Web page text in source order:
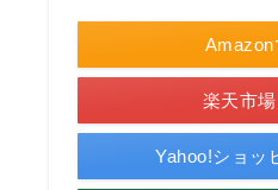
Amazon
楽天市
Yahoo!ショッ